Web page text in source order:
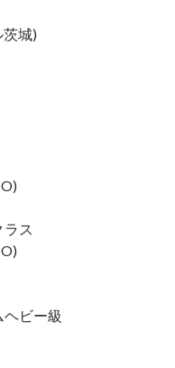
城)
ス
ビー級